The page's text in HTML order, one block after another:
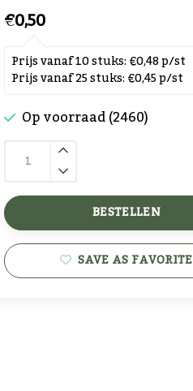
€0,50
Prijs vanaf 10 stuks: €0,48 p/st
Prijs vanaf 25 stuks: €0,45 p/st
Op voorraad (2460)
BESTELLEN
SAVE AS FAVORITE